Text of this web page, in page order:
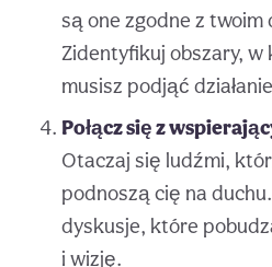
są one zgodne z
Zidentyfikuj obszary, w
musisz podjąć
Połącz się z
Otaczaj się ludźmi,
podnoszą cię na
dyskusje, które
i wizję.